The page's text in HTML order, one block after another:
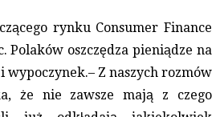
rynku Consumer Finance
Polaków oszczędza pieniądze na
Z naszych rozmów
że nie zawsze mają z czego